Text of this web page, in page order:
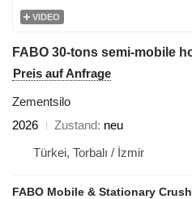
VIDEO
FABO 30-tons semi-mobile
Preis auf Anfrage
Zementsilo
2026
Zustand neu
Türkei, Torbalı / İzmir